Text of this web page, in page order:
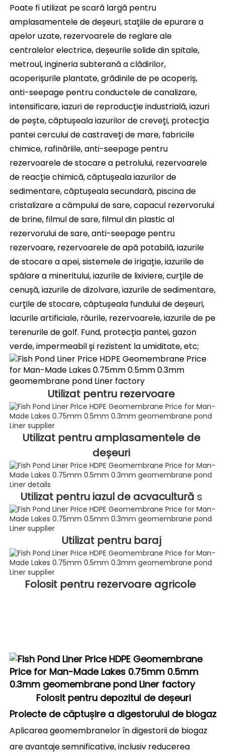
Poate fi utilizat pe scară largă pentru
amplasamentele de deșeuri, stațiile de epurare a
apelor uzate, rezervoarele de reglare ale
centralelor electrice, deșeurile solide din spitale,
metroul, ingineria subterană a clădirilor,
acoperișurile plantate, grădinile de pe acoperiș,
anti-seepage pentru conductele de canalizare,
intensificare, iazuri de reproducție industrială, iazuri
de pește, căptușeala iazurilor de creveți, protecția
pantei cercului de castraveți de mare, fabricile
chimice, rafinăriile, anti-seepage pentru
rezervoarele de stocare a petrolului, rezervoarele
de reacție chimică, căptușeala iazurilor de
sedimentare, căptușeala secundară, piscina de
cristalizare a câmpului de sare, capacul rezervorului
de brine, filmul de sare, filmul din plastic al
rezervorului de sare, anti-seepage pentru
rezervoare, rezervoarele de apă potabilă, iazurile
de stocare a apei, sistemele de irigație, iazurile de
spălare a mineritului, iazurile de lixiviere, curțile de
cenușă, iazurile de dizolvare, iazurile de sedimentare,
curțile de stocare, căptușeala fundului de deșeuri,
lacurile artificiale, râurile, rezervoarele, iazurile de pe
terenurile de golf. Fund, protecția pantei, gazon
verde, impermeabil și rezistent la umiditate, etc;
Utilizat pentru rezervoare
Utilizat pentru amplasamentele de
deșeuri
Utilizat pentru iazul de acvacultură s
Utilizat pentru baraj
Folosit pentru rezervoare agricole
Folosit pentru depozitul de deșeuri
Proiecte de căptușire a digestorului de biogaz
Aplicarea geomembranelor în digestorii de biogaz
are avantaje semnificative, inclusiv reducerea